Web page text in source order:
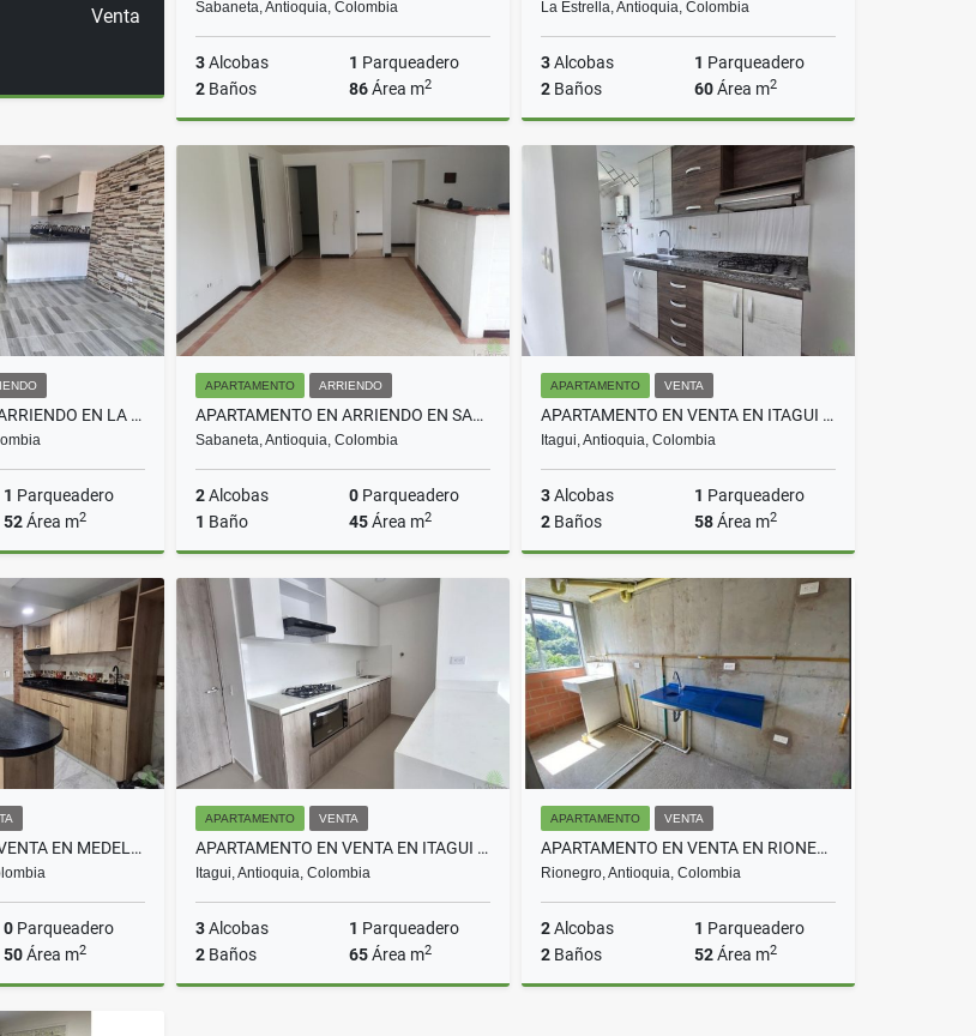
Venta Sabaneta, Antioquia, Colombia
3Alcobas 1 Parqueadero
2 Baños 86Área m2
Arriendo
La Estrella, Antioquia, Colombia
3Alcobas 1 Parqueadero
2 Baños 60Área m2
Arriendo
$2.400.000
APARTAMENTO EN ARRIENDO EN LA CEJA COD 10754
1 Parqueadero
52Área m2
Arriendo
APARTAMENTO ARRIENDO
APARTAMENTO EN ARRIENDO EN SABANETA COD 5733
Sabaneta, Antioquia, Colombia
2Alcobas 0 Parqueadero
1 Baño 45Área m2
Arriendo
$2.100.000
APARTAMENTO VENTA
APARTAMENTO EN VENTA EN ITAGUI COD 10669
Itagui, Antioquia, Colombia
3Alcobas 1 Parqueadero
2 Baños 58Área m2
Venta
APARTAMENTO EN VENTA EN MEDELLIN COD 10680
0 Parqueadero
50Área m2
APARTAMENTO VENTA
APARTAMENTO EN VENTA EN ITAGUI COD 10654
Itagui, Antioquia, Colombia
3Alcobas 1 Parqueadero
2 Baños 65Área m2
APARTAMENTO VENTA
APARTAMENTO EN VENTA EN RIONEGRO COD 10213
Rionegro, Antioquia, Colombia
2Alcobas 1 Parqueadero
2 Baños 52Área m2